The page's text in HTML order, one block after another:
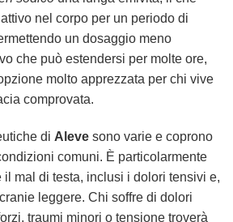
nel corpo per un periodo di
un dosaggio meno
che può estendersi per molte ore,
molto apprezzata per chi vive
comprovata.
di Aleve sono varie e coprono
comuni. È particolarmente
mal di testa, inclusi i dolori tensivi e,
leggere. Chi soffre di dolori
traumi minori o tensione troverà